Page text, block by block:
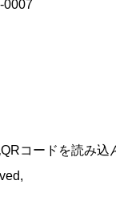
コードを読み込